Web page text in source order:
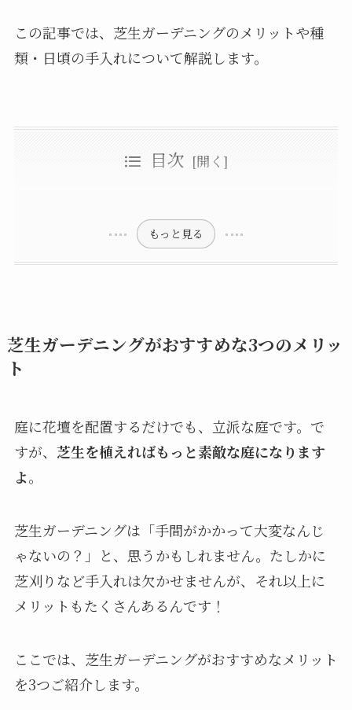
この記事では、芝生ガーデニングのメリットや種
類・日頃の手入れについて解説します。
目次
芝刈りで絨毯のように綺麗な芝庭に
雑草は見つけたらすぐに抜いて
もっと見る
芝生ガーデニングがおすすめな3つのメリッ
ト
庭に花壇を配置するだけでも、立派な庭です。で
すが、 芝生を植えればもっと素敵な庭になります
よ。
芝生ガーデニングは「手間がかかって大変なんじ
ゃないの？」と、思うかもしれません。たしかに
芝刈りなど手入れは欠かせませんが、それ以上に
メリットもたくさんあるんです！
ここでは、芝生ガーデニングがおすすめなメリット
を3つご紹介します。